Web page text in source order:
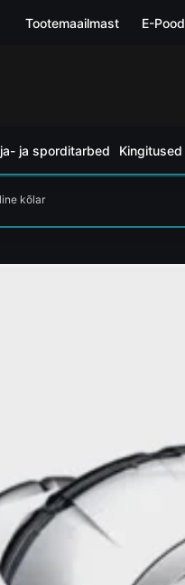
Tootemaailmast E-Pood
ja sporditarbed Kingitused
kõlar